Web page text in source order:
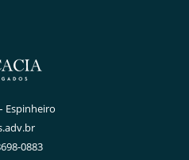
Espinheiro
0883